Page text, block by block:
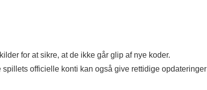
for at sikre, at de ikke går glip af nye koder.
officielle konti kan også give rettidige opdateringer